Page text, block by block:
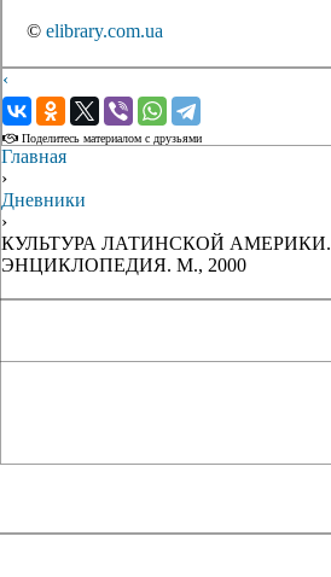
© elibrary.com.ua
‹
›
Поделитесь материалом с друзьями
Главная
›
Дневники
›
КУЛЬТУРА ЛАТИНСКОЙ АМЕРИКИ.
ЭНЦИКЛОПЕДИЯ. М., 2000